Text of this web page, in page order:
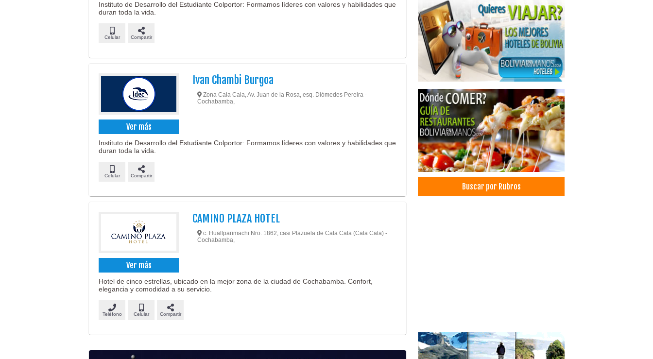
Instituto de Desarrollo del Estudiante Colportor: Formamos líderes con valores y habilidades que
duran toda la vida.
Celular Compartir
Ver más
Ivan Chambi Burgoa
Zona Cala Cala, Av. Juan de la Rosa, esq. Diómedes Pereira -
Cochabamba,
Instituto de Desarrollo del Estudiante Colportor: Formamos líderes con valores y habilidades que
duran toda la vida.
Celular Compartir
Ver más
CAMINO PLAZA HOTEL
c. Huallparimachi Nro. 1862, casi Plazuela de Cala Cala (Cala Cala) -
Cochabamba,
Hotel de cinco estrellas, ubicado en la mejor zona de la ciudad de Cochabamba. Confort,
elegancia y comodidad a su servicio.
Teléfono Celular Compartir
Banquetes y Recepciones
Embalajes
Mudanzas
Mudanzas Nacionales
Servicio de Carga y Transporte
Transporte de Carga Nacional
Transportes
Mudanzas Puerta a Puerta
Clases de Música
Clases de teclado
Clases de canto
Clases de piano
Clases de música para niños
Clases de música online
Clases particulares de música
Clases de teoría musical
ChurrasqueríasBuscar por Rubros